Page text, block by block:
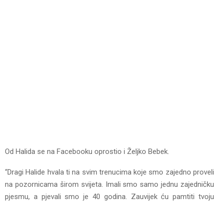
Od Halida se na Facebooku oprostio i Željko Bebek.
“Dragi Halide hvala ti na svim trenucima koje smo zajedno proveli
na pozornicama širom svijeta. Imali smo samo jednu zajedničku
pjesmu, a pjevali smo je 40 godina. Zauvijek ću pamtiti tvoju